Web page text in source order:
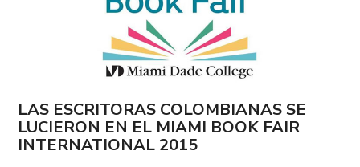
LAS ESCRITORAS COLOMBIANAS SE
LUCIERON EN EL MIAMI BOOK FAIR
INTERNATIONAL 2015